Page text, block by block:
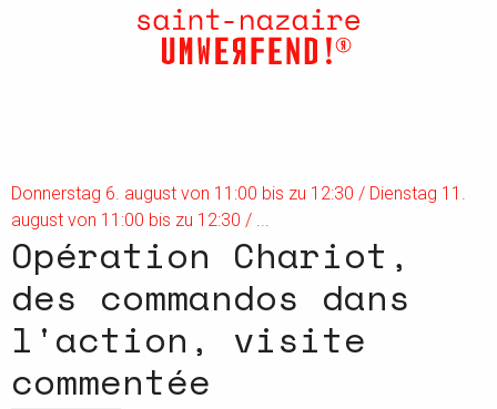
Donnerstag 6. august von 11:00 bis zu 12:30 / Dienstag 11.
august von 11:00 bis zu 12:30 / ...
Opération Chariot,
des commandos dans
l'action, visite
commentée